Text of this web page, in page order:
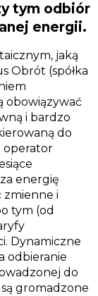
tym odbiór
energii.
jaką
Obrót (spółka
obowiązywać
i bardzo
do
operator
energię
zmienne i
tym (od
Dynamiczne
odbieranie
do
gromadzone